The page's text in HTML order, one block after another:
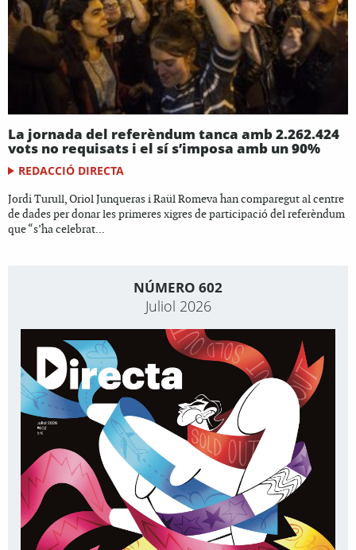
La jornada del referèndum tanca amb 2.262.424
vots no requisats i el sí s’imposa amb un 90%
REDACCIÓ DIRECTA
Jordi Turull, Oriol Junqueras i Raül Romeva han comparegut al centre
de dades per donar les primeres xigres de participació del referèndum
que “s’ha celebrat...
NÚMERO 602
Juliol 2026